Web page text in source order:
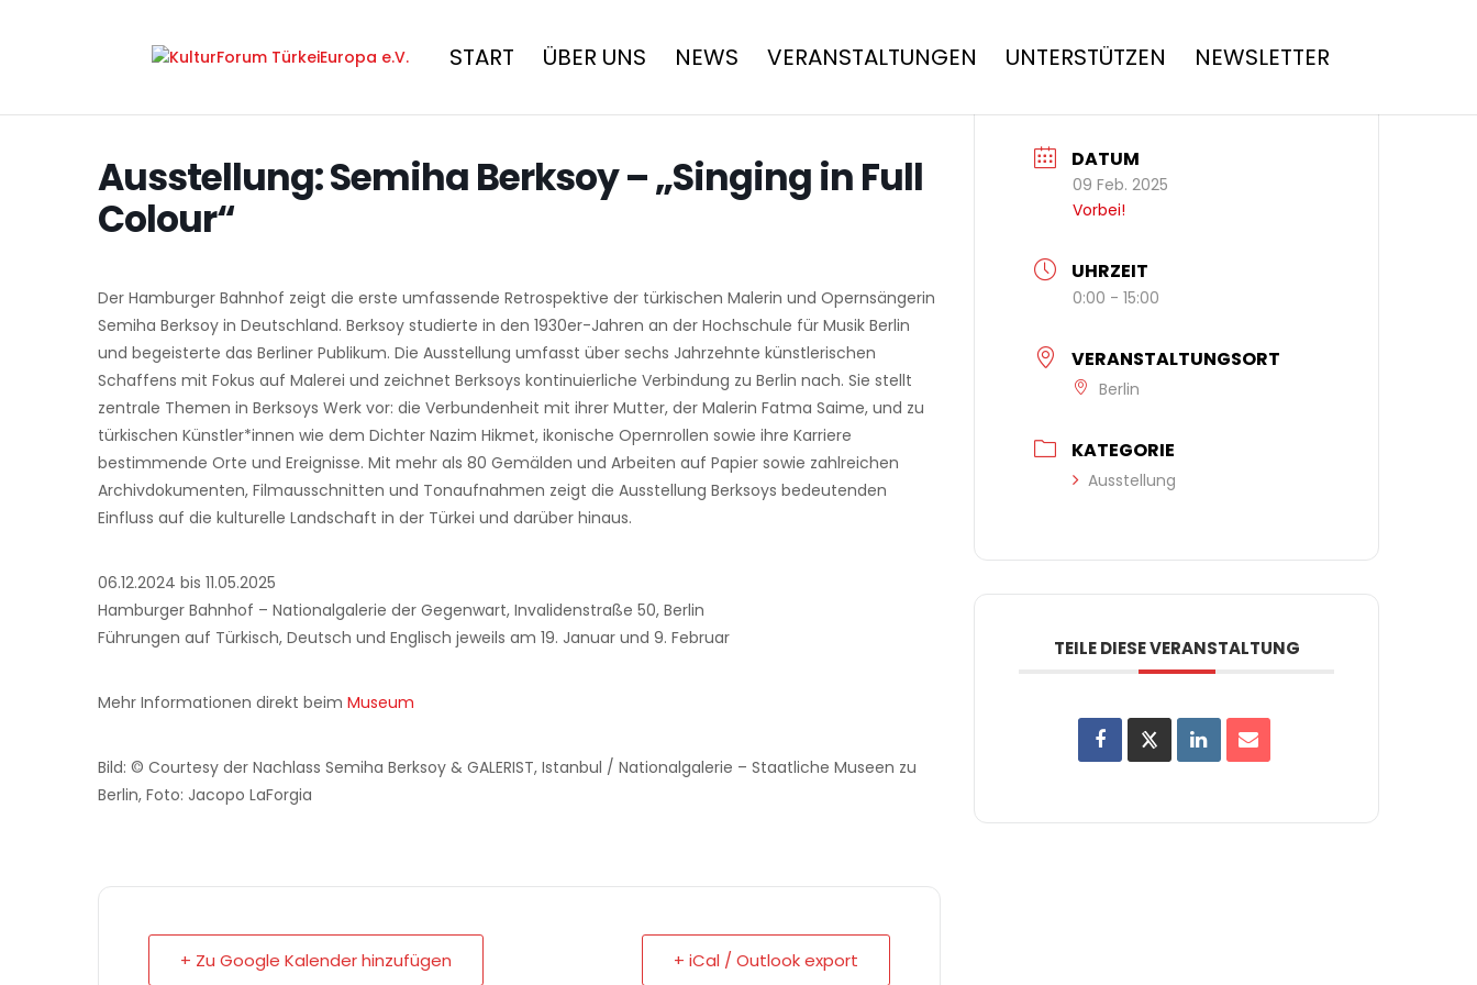
START ÜBER UNS NEWS VERANSTALTUNGEN UNTERSTÜTZEN NEWSLETTER
Ausstellung: Semiha Berksoy – „Singing in Full
Colour“
Der Hamburger Bahnhof zeigt die erste umfassende Retrospektive der türkischen Malerin und Opernsängerin
Semiha Berksoy in Deutschland. Berksoy studierte in den 1930er-Jahren an der Hochschule für Musik Berlin
und begeisterte das Berliner Publikum. Die Ausstellung umfasst über sechs Jahrzehnte künstlerischen
Schaffens mit Fokus auf Malerei und zeichnet Berksoys kontinuierliche Verbindung zu Berlin nach. Sie stellt
zentrale Themen in Berksoys Werk vor: die Verbundenheit mit ihrer Mutter, der Malerin Fatma Saime, und zu
türkischen Künstler*innen wie dem Dichter Nazim Hikmet, ikonische Opernrollen sowie ihre Karriere
bestimmende Orte und Ereignisse. Mit mehr als 80 Gemälden und Arbeiten auf Papier sowie zahlreichen
Archivdokumenten, Filmausschnitten und Tonaufnahmen zeigt die Ausstellung Berksoys bedeutenden
Einfluss auf die kulturelle Landschaft in der Türkei und darüber hinaus.
06.12.2024 bis 11.05.2025
Hamburger Bahnhof – Nationalgalerie der Gegenwart, Invalidenstraße 50, Berlin
Führungen auf Türkisch, Deutsch und Englisch jeweils am 19. Januar und 9. Februar
Mehr Informationen direkt beim Museum
Bild: © Courtesy der Nachlass Semiha Berksoy & GALERIST, Istanbul / Nationalgalerie – Staatliche Museen zu
Berlin, Foto: Jacopo LaForgia
+ Zu Google Kalender hinzufügen + iCal / Outlook export
DATUM
09 Feb. 2025
Vorbei!
UHRZEIT
0:00 - 15:00
VERANSTALTUNGSORT
Berlin
KATEGORIE
Ausstellung
TEILE DIESE VERANSTALTUNG